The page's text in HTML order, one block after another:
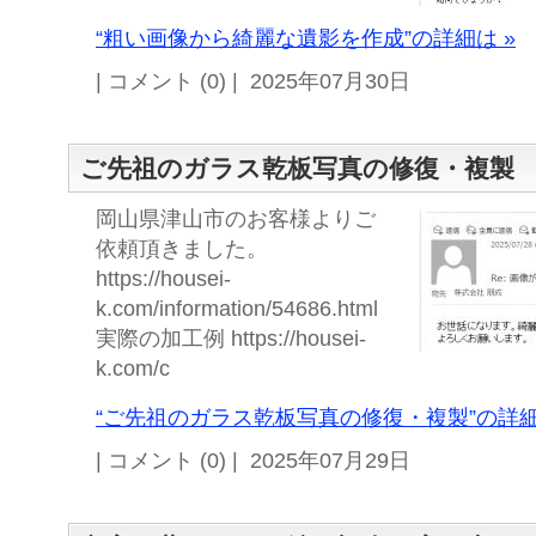
“粗い画像から綺麗な遺影を作成”の詳細は »
| コメント (0) | 2025年07月30日
ご先祖のガラス乾板写真の修復・複製
岡山県津山市のお客様よりご
依頼頂きました。
https://housei-
k.com/information/54686.html
実際の加工例 https://housei-
k.com/c
“ご先祖のガラス乾板写真の修復・複製”の詳
| コメント (0) | 2025年07月29日